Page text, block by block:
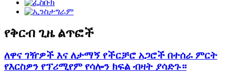
የቅርብ ጊዜ ልጥፎች
ለዋና ገዥዎች እና ለታማኝ የችርቻሮ አጋሮች በተሰራ ምርት
የእርስዎን የፕሪሚየም የሳሎን ክፍል ብዛት ያሳድጉ።